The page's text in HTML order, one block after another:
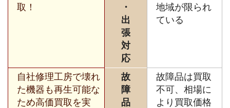
取！
・
出
張
対
応
地域が限られ
ている
自社修理工房で壊れ
た機器も再生可能な
ため高価買取を実
故
障
品
故障品は買取
不可、相場に
より買取価格